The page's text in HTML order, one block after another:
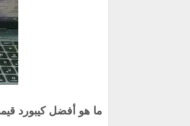
ما هو أفضل كيبورد